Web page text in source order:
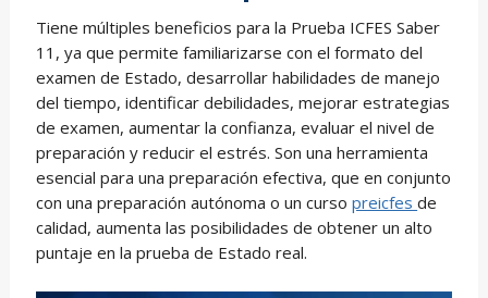
Tiene múltiples beneficios para la Prueba ICFES Saber
11, ya que permite familiarizarse con el formato del
examen de Estado, desarrollar habilidades de manejo
del tiempo, identificar debilidades, mejorar estrategias
de examen, aumentar la confianza, evaluar el nivel de
preparación y reducir el estrés. Son una herramienta
esencial para una preparación efectiva, que en conjunto
con una preparación autónoma o un cursopreicfesde
calidad, aumenta las posibilidades de obtener un alto
puntaje en la prueba de Estado real.